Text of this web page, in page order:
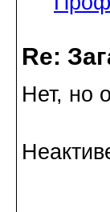
Re:
Нет, но